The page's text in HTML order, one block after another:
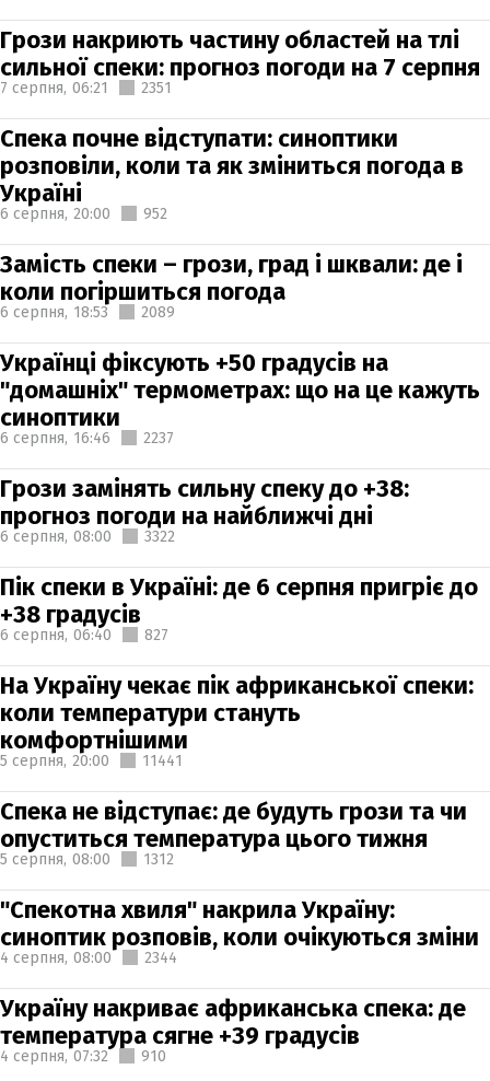
Грози накриють частину областей на тлі
сильної спеки: прогноз погоди на 7 серпня
7 серпня, 06:21 2351
Спека почне відступати: синоптики
розповіли, коли та як зміниться погода в
Україні
6 серпня, 20:00 952
Замість спеки – грози, град і шквали: де і
коли погіршиться погода
6 серпня, 18:53 2089
Українці фіксують +50 градусів на
"домашніх" термометрах: що на це кажуть
синоптики
6 серпня, 16:46 2237
Грози замінять сильну спеку до +38:
прогноз погоди на найближчі дні
6 серпня, 08:00 3322
Пік спеки в Україні: де 6 серпня пригріє до
+38 градусів
6 серпня, 06:40 827
На Україну чекає пік африканської спеки:
коли температури стануть
комфортнішими
5 серпня, 20:00 11441
Спека не відступає: де будуть грози та чи
опуститься температура цього тижня
5 серпня, 08:00 1312
"Спекотна хвиля" накрила Україну:
синоптик розповів, коли очікуються зміни
4 серпня, 08:00 2344
Україну накриває африканська спека: де
температура сягне +39 градусів
4 серпня, 07:32 910